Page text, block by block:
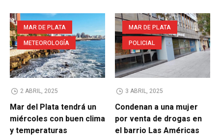
MAR DE PLATA
METEOROLOGÍA
2 ABRIL, 2025
Mar del Plata tendrá un
miércoles con buen clima
y temperaturas
MAR DE PLATA
POLICIAL
3 ABRIL, 2025
Condenan a una mujer
por venta de drogas en
el barrio Las Américas